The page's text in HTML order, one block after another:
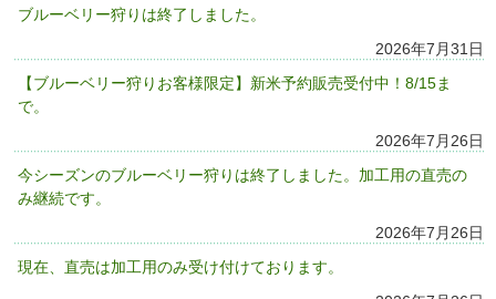
ブルーベリー狩りは終了しました。
2026年7月31日
【ブルーベリー狩りお客様限定】新米予約販売受付中！8/15ま
で。
2026年7月26日
今シーズンのブルーベリー狩りは終了しました。加工用の直売の
み継続です。
2026年7月26日
現在、直売は加工用のみ受け付けております。